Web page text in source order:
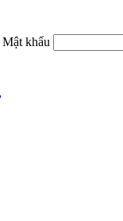
Mật khẩu